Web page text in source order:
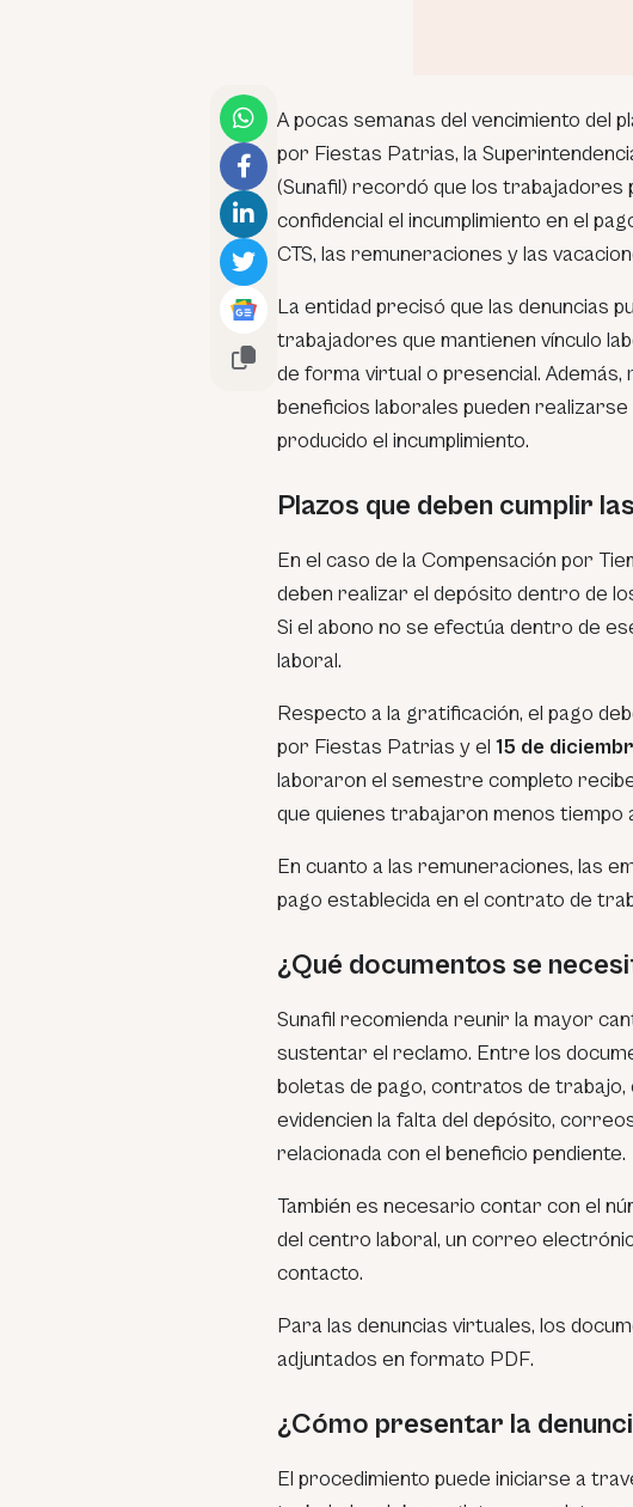
A pocas semanas del vencimiento del
por Fiestas Patrias, la
(Sunafil) recordó que los
confidencial el incumplimiento en el
CTS, las remuneraciones y las
La entidad precisó que las denuncias
trabajadores que mantienen vínculo
de forma virtual o presencial.
beneficios laborales pueden
producido el incumplimiento.
Plazos que deben cumplir
En el caso de la Compensación por
deben realizar el depósito dentro de
Si el abono no se efectúa dentro de
laboral.
Respecto a la gratificación, el pago
por Fiestas Patrias y el 15 de
laboraron el semestre completo
que quienes trabajaron menos tiempo
En cuanto a las remuneraciones, las
pago establecida en el contrato de
¿Qué documentos se
Sunafil recomienda reunir la mayor
sustentar el reclamo. Entre los
boletas de pago, contratos de
evidencien la falta del depósito,
relacionada con el beneficio pendiente.
También es necesario contar con el
del centro laboral, un correo
contacto.
Para las denuncias virtuales, los
adjuntados en formato PDF.
¿Cómo presentar la
El procedimiento puede iniciarse a